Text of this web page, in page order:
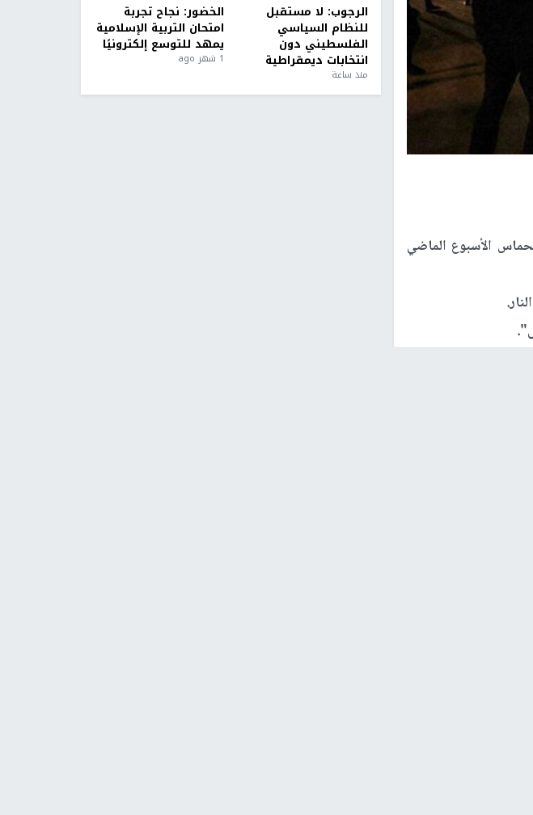
الأسبوع الماضي
الرجوب: لا مستقبل
للنظام السياسي
الفلسطيني دون
انتخابات ديمقراطية
منذ ساعة
الخضور: نجاح تجربة
امتحان التربية الإسلامية
يمهد للتوسع إلكترونيًا
1 شهر ago